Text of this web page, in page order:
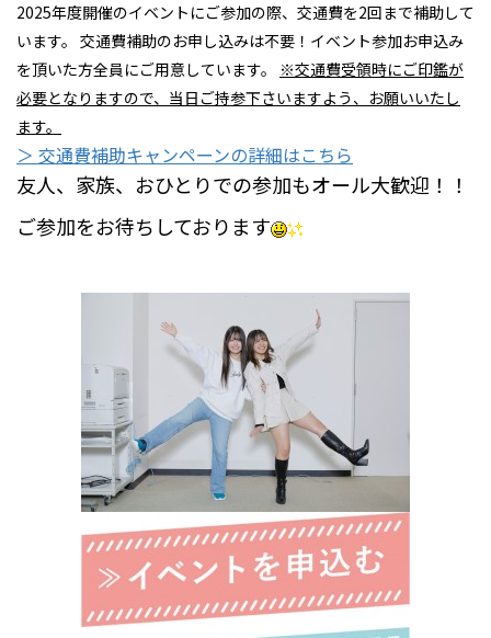
2025年度開催のイベントにご参加の際、交通費を2回まで補助して
います。 交通費補助のお申し込みは不要！イベント参加お申込み
を頂いた方全員にご用意しています。 ※交通費受領時にご印鑑が
必要となりますので、当日ご持参下さいますよう、お願いいたし
ます。
＞ 交通費補助キャンペーンの詳細はこちら
友人、家族、おひとりでの参加もオール大歓迎！！
ご参加をお待ちしております